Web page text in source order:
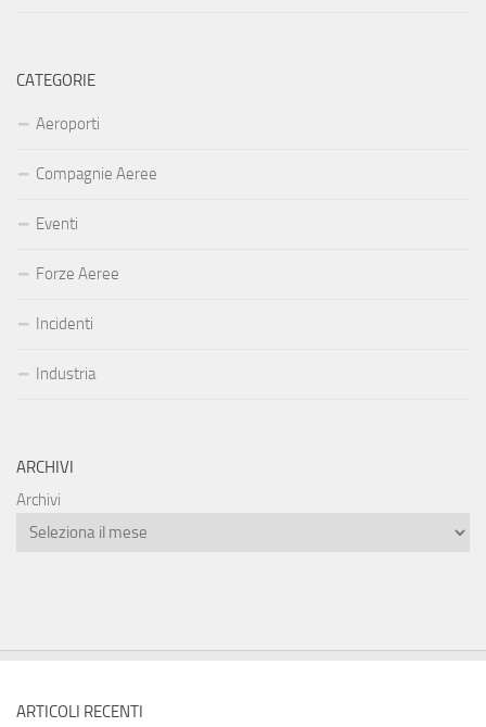
CATEGORIE
Aeroporti
Compagnie Aeree
Eventi
Forze Aeree
Incidenti
Industria
ARCHIVI
Archivi
ARTICOLI RECENTI